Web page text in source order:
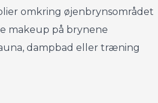
omkring øjenbrynsområdet
makeup på brynene
dampbad eller træning